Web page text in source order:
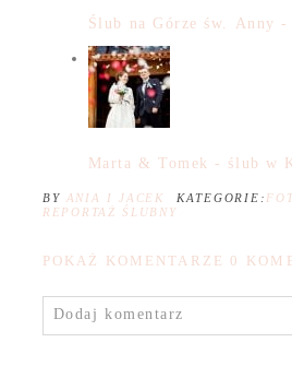
Ślub na Górze św. Anny
Marta & Tomek - ślub w
BY ANIA I JACEK KATEGORIE:
REPORTAŻ ŚLUBNY
POKAŻ KOMENTARZE 0
Dodaj komentarz